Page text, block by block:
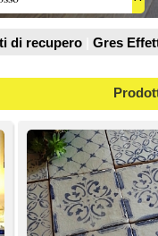
fatto a mano di nostra
smaltato sulla superficie.
creato 3 linee di ...
Brioni Srl